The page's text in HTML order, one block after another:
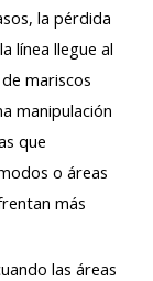
la pérdida
línea llegue al
mariscos
manipulación
que
o áreas
más
las áreas